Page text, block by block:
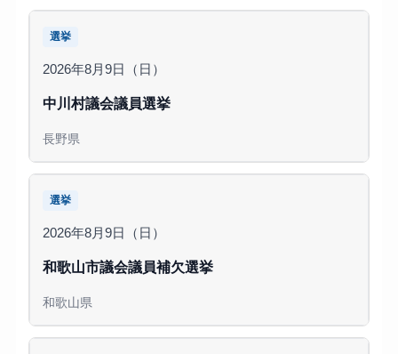
選挙
2026年8月9日（日）
中川村議会議員選挙
長野県
選挙
2026年8月9日（日）
和歌山市議会議員補欠選挙
和歌山県